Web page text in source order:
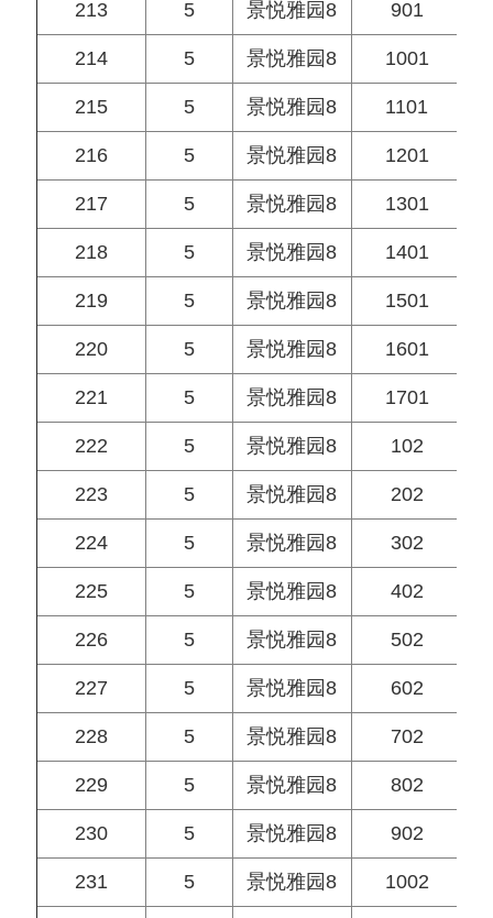
213 5 景悦雅园8 901
214 5 景悦雅园8 1001
215 5 景悦雅园8 1101
216 5 景悦雅园8 1201
217 5 景悦雅园8 1301
218 5 景悦雅园8 1401
219 5 景悦雅园8 1501
220 5 景悦雅园8 1601
221 5 景悦雅园8 1701
222 5 景悦雅园8 102
223 5 景悦雅园8 202
224 5 景悦雅园8 302
225 5 景悦雅园8 402
226 5 景悦雅园8 502
227 5 景悦雅园8 602
228 5 景悦雅园8 702
229 5 景悦雅园8 802
230 5 景悦雅园8 902
231 5 景悦雅园8 1002